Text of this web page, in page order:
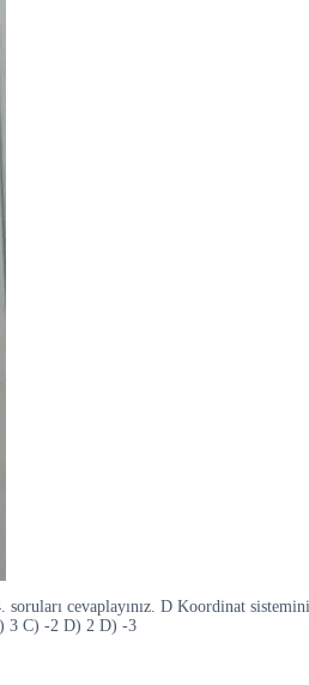
cevaplayınız. D Koordinat
3 C) -2 D) 2 D) -3